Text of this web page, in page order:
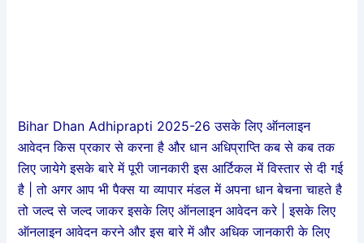
Bihar Dhan Adhiprapti 2025-26 उसके लिए ऑनलाइन
आवेदन किस प्रकार से करना है और धान अधिप्राप्ति कब से कब तक
लिए जायेगे इसके बारे में पूरी जानकारी इस आर्टिकल में विस्तार से दी गई
है | तो अगर आप भी पैक्स या व्यापार मंडल में अपना धान बेचना चाहते है
तो जल्द से जल्द जाकर इसके लिए ऑनलाइन आवेदन करे | इसके लिए
ऑनलाइन आवेदन करने और इस बारे में और अधिक जानकारी के लिए